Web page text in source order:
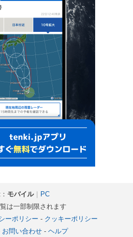
モバイル｜ PC
は一部制限されます
ーポリシー - クッキーポリシー
お問い合わせ- ヘルプ